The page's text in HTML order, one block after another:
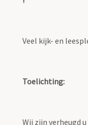
Veel kijk- en
Toelichting:
Wij zijn verheugd